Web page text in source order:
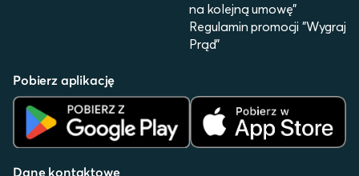
na kolejną umowę"
Regulamin promocji "Wygraj
Prąd"
Pobierz aplikację
Dane kontaktowe